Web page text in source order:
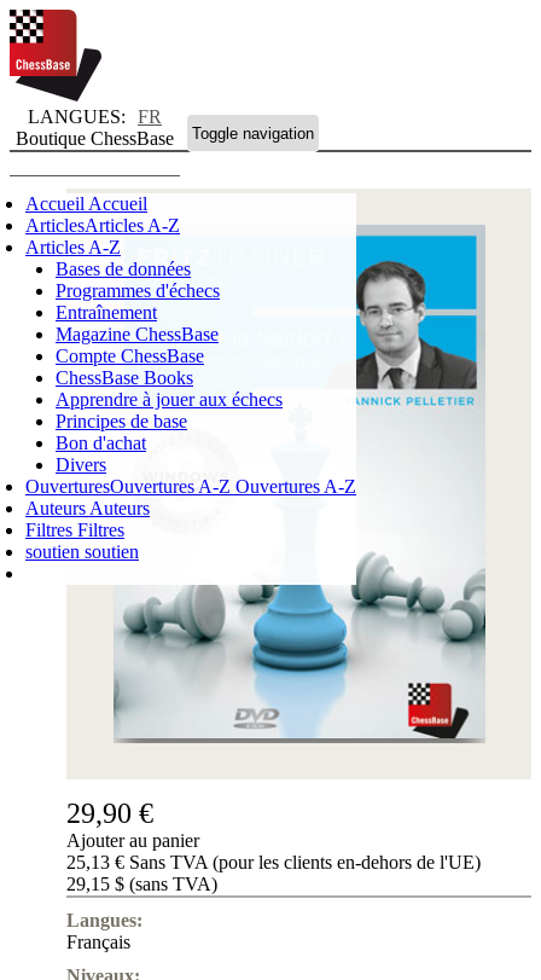
LANGUES:
FR
Boutique ChessBase
Toggle navigation
Accueil Accueil
ArticlesArticles A-Z
Articles A-Z
Bases de données
Programmes d'échecs
Entraînement
Magazine ChessBase
Compte ChessBase
ChessBase Books
Apprendre à jouer aux échecs
Principes de base
Bon d'achat
Divers
OuverturesOuvertures A-Z Ouvertures A-Z
Auteurs Auteurs
Filtres Filtres
soutien soutien
Login
PANIER D'ACHATS
0ARTICLE
✔
29,90 €
Ajouter au panier
25,13 € Sans TVA (pour les clients en-dehors de l'UE)
29,15 $ (sans TVA)
Langues:
Français
Niveaux: